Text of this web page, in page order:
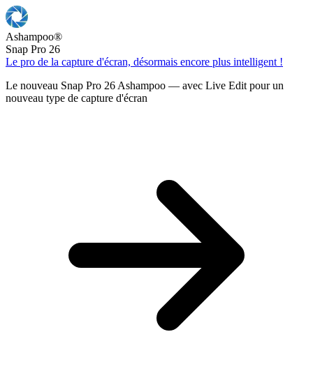
Ashampoo®
Snap Pro 26
Le pro de la capture d'écran, désormais encore plus intelligent !
Le nouveau Snap Pro 26 Ashampoo — avec Live Edit pour un
nouveau type de capture d'écran